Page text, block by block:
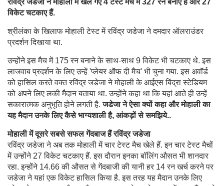
विकेट चटकाए हैं.
श्रीलंका के खिलाफ मोहाली टेस्ट में रविंद्र जडेजा ने दमदार ऑलराउंडर
प्रदर्शन दिखाया था.
उन्होंने इस मैच में 175 रन बनाने के साथ-साथ 9 विकेट भी चटकाए थे. इस
लाजवाब प्रदर्शन के लिए उन्हें 'प्लेयर ऑफ दी मैच' भी चुना गया. इस अवॉर्ड
को हासिल करते वक्त रविंद्र जडेजा ने मोहाली के आईएस बिंद्रा स्टेडियम
को अपने लिए लकी मैदान बताया था. उन्होंने कहा था कि यहां आते ही उन्हें
सकारात्मक अनुभूति होने लगती है.जडेजा ने ऐसा क्यों कहा और मोहाली का
यह मैदान उनके लिए कैसे भाग्यशाली है, आंकड़ों से समझिये..
मोहाली में दूसरे सबसे सफल गेंदबाज हैं रविंद्र जडेजा
रविंद्र जडेजा ने अब तक मोहाली में चार टेस्ट मैच खेले हैं. इन चार टेस्ट मैचों
में उन्होंने 27 विकेट चटकाए हैं. इस दौरान इनका बॉलिंग औसत भी शानदार
रहा. इन्होंने 14.66 की औसत से गेंदबाजी की यानी हर 14 रन खर्च करने पर
जडेजा ने यहां एक विकेट हासिल किया है. इस तरह यह मैदान उनके लिए